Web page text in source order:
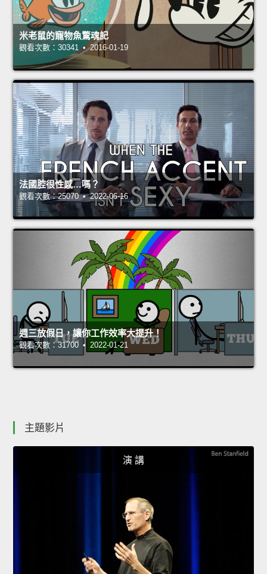
米老鼠的寵物魚驚魂記
觀看次數：30341 • 2016-01-19
法國腔很性感…嗎？
觀看次數：25070 • 2022-06-16
週三放假日，讓你工作效率大提升！
觀看次數：31700 • 2022-01-21
主題影片
演 講